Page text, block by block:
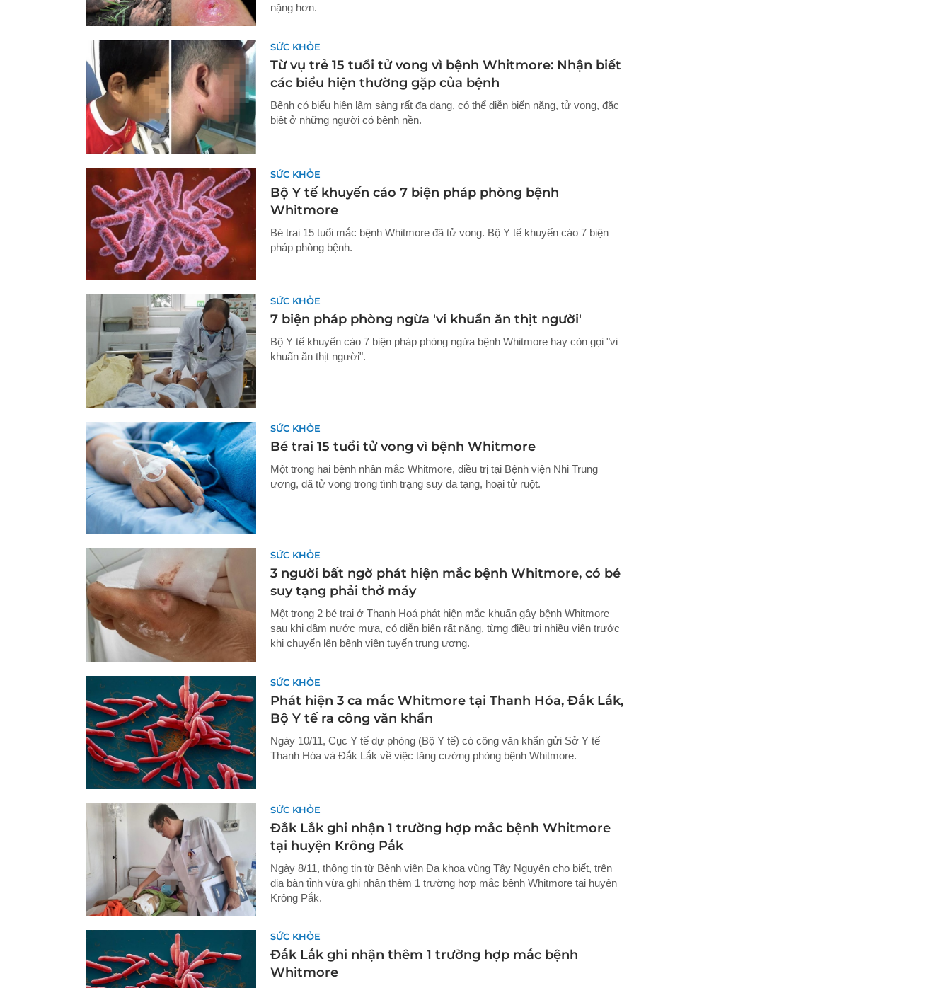
nặng hơn.
SỨC KHỎE
Từ vụ trẻ 15 tuổi tử vong vì bệnh Whitmore: Nhận biết
các biểu hiện thường gặp của bệnh
Bệnh có biểu hiện lâm sàng rất đa dạng, có thể diễn biến nặng, tử vong, đặc
biệt ở những người có bệnh nền.
SỨC KHỎE
Bộ Y tế khuyến cáo 7 biện pháp phòng bệnh
Whitmore
Bé trai 15 tuổi mắc bệnh Whitmore đã tử vong. Bộ Y tế khuyến cáo 7 biện
pháp phòng bệnh.
SỨC KHỎE
7 biện pháp phòng ngừa 'vi khuẩn ăn thịt người'
Bộ Y tế khuyến cáo 7 biện pháp phòng ngừa bệnh Whitmore hay còn gọi "vi
khuẩn ăn thịt người".
SỨC KHỎE
Bé trai 15 tuổi tử vong vì bệnh Whitmore
Một trong hai bệnh nhân mắc Whitmore, điều trị tại Bệnh viện Nhi Trung
ương, đã tử vong trong tình trạng suy đa tạng, hoại tử ruột.
SỨC KHỎE
3 người bất ngờ phát hiện mắc bệnh Whitmore, có bé
suy tạng phải thở máy
Một trong 2 bé trai ở Thanh Hoá phát hiện mắc khuẩn gây bệnh Whitmore
sau khi dầm nước mưa, có diễn biến rất nặng, từng điều trị nhiều viện trước
khi chuyển lên bệnh viện tuyến trung ương.
SỨC KHỎE
Phát hiện 3 ca mắc Whitmore tại Thanh Hóa, Đắk Lắk,
Bộ Y tế ra công văn khẩn
Ngày 10/11, Cục Y tế dự phòng (Bộ Y tế) có công văn khẩn gửi Sở Y tế
Thanh Hóa và Đắk Lắk về việc tăng cường phòng bệnh Whitmore.
SỨC KHỎE
Đắk Lắk ghi nhận 1 trường hợp mắc bệnh Whitmore
tại huyện Krông Pắk
Ngày 8/11, thông tin từ Bệnh viện Đa khoa vùng Tây Nguyên cho biết, trên
địa bàn tỉnh vừa ghi nhận thêm 1 trường hợp mắc bệnh Whitmore tại huyện
Krông Pắk.
SỨC KHỎE
Đắk Lắk ghi nhận thêm 1 trường hợp mắc bệnh
Whitmore